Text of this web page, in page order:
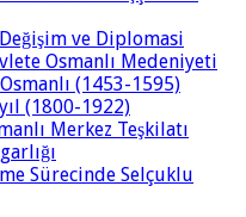
ve Diplomasi
Osmanlı Medeniyeti
(1453-1595)
(1800-1922)
Merkez Teşkilatı
Sürecinde Selçuklu